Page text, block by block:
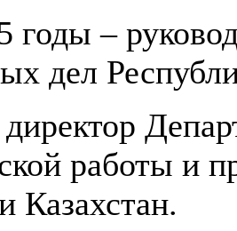
годы –
дел
директор
работы и
Казахстан.